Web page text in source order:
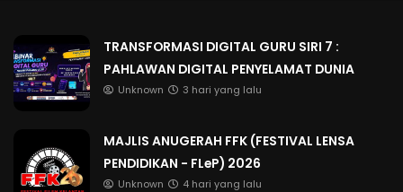
TRANSFORMASI DIGITAL GURU SIRI 7 :
PAHLAWAN DIGITAL PENYELAMAT DUNIA
Unknown 3 hari yang lalu
MAJLIS ANUGERAH FFK (FESTIVAL LENSA
PENDIDIKAN - FLeP) 2026
Unknown 4 hari yang lalu